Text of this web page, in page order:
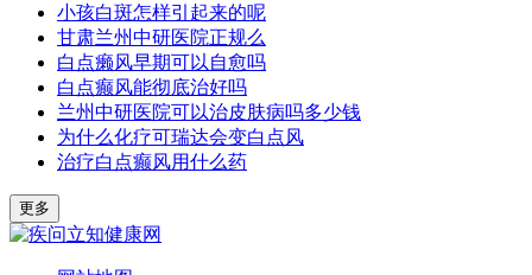
小孩白斑怎样引起来的呢
甘肃兰州中研医院正规么
白点癞风早期可以自愈吗
白点癫风能彻底治好吗
兰州中研医院可以治皮肤病吗多少钱
为什么化疗可瑞达会变白点风
治疗白点癫风用什么药
更多